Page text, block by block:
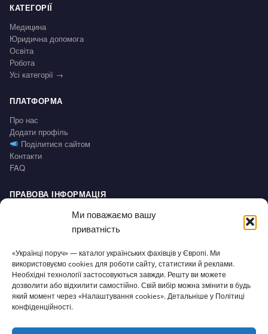
Ми поважаємо вашу
приватність
«Українці поруч» — каталог українських фахівців у Європі. Ми
використовуємо cookies для роботи сайту, статистики й реклами.
Необхідні технології застосовуються завжди. Решту ви можете
дозволити або відхилити самостійно. Свій вибір можна змінити в будь
який момент через «Налаштування cookies». Детальніше у Політиці
конфіденційності.
КАТЕГОРІЇ
Медицина
Юридична допомога
Освіта
Робота
Усі категорії →
ПЛАТФОРМА
Про нас
Додати профіль
Поділитися сайтом
Контакти
FAQ
ПРАВОВА ІНФОРМАЦІЯ
Політика конфіденційності / Datenschutz
Умови користування / AGB
Право на відмову / Widerrufsbelehrung
СЕРВІС
Доступність
Налаштування cookies